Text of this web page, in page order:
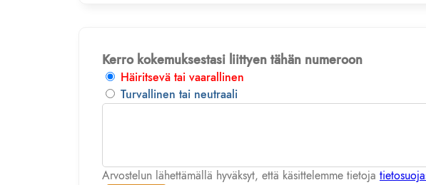
Kerro kokemuksestasi liittyen tähän numeroon
Häiritsevä tai vaarallinen
Turvallinen tai neutraali
Arvostelun lähettämällä hyväksyt, että käsittelemme tietoja